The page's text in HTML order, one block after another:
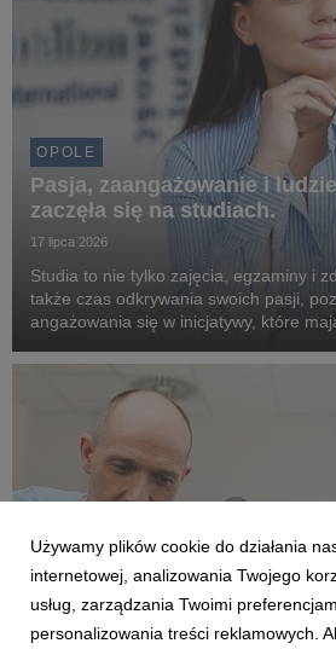
OPOLE
Pasja, zaangażowanie i
zaczęła się na studiach.
17 lipca 2026
Studia to nie tylko zajęcia, egzaminy i
także czas odkrywania swoich pasji,
angażowania się w inicjatywy, które
absolwentki Uniwerytetu WSB Merito
OPOLE
Używamy plików cookie do działania
internetowej, analizowania Twojego
usług, zarządzania Twoimi
personalizowania treści reklamowych.